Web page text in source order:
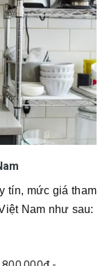
tín, mức giá tham
Nam như sau: